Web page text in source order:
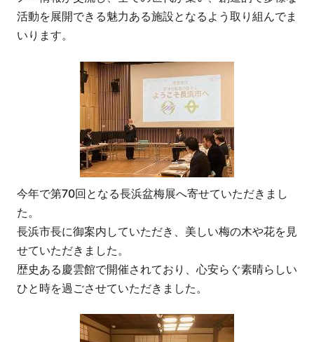
活動を展開できる魅力ある施設となるよう取り組んでま
いります。
今年で第70回となる長浜盆梅展へ寄せていただきまし
た。
長浜市長に御案内していただき、美しい梅の木や花を見
せていただきました。
歴史ある慶雲館で開催されており、心安らぐ素晴らしい
ひと時を過ごさせていただきました。